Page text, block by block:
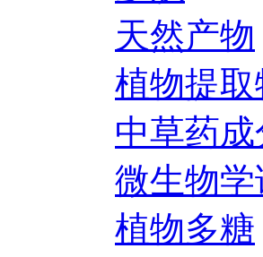
天然产物
植物提取
中草药成
微生物学
植物多糖